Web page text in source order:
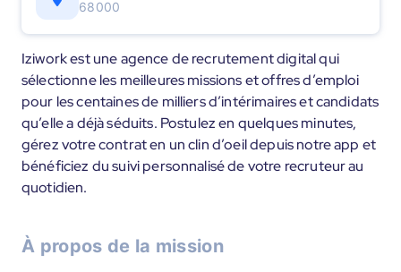
68000
Iziwork est une agence de recrutement digital qui
sélectionne les meilleures missions et offres d’emploi
pour les centaines de milliers d’intérimaires et candidats
qu’elle a déjà séduits. Postulez en quelques minutes,
gérez votre contrat en un clin d’oeil depuis notre app et
bénéficiez du suivi personnalisé de votre recruteur au
quotidien.
À propos de la mission